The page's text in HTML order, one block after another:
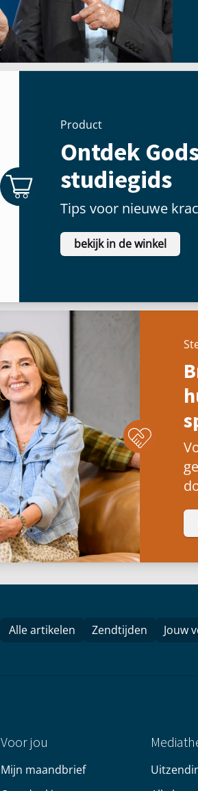
Product
Ontdek
studiegids
Tips voor nieuwe
bekijk in de winkel
Alle artikelen Zendtijden Jouw
Voor jou
Mijn maandbrief